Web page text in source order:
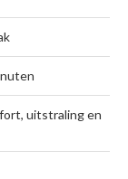
uitstraling en